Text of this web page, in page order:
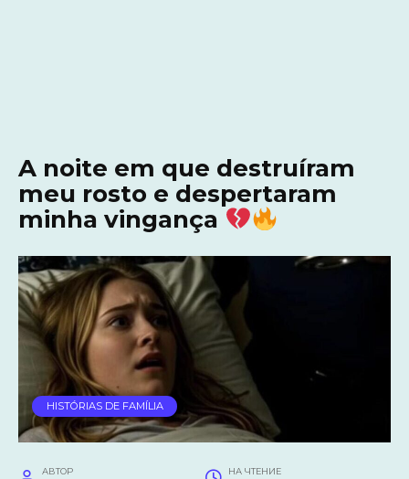
A noite em que destruíram
meu rosto e despertaram
minha vingança
HISTÓRIAS DE FAMÍLIA
АВТОР НА ЧТЕНИЕ